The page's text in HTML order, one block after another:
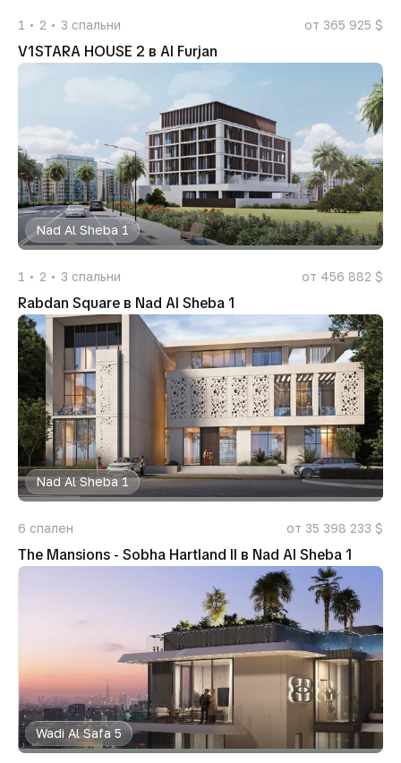
1 2 3 спальни от 365 925 $
V1STARA HOUSE 2 в Al Furjan
Nad Al Sheba 1
1 2 3 спальни от 456 882 $
Rabdan Square в Nad Al Sheba 1
Nad Al Sheba 1
6 спален от 35 398 233 $
The Mansions - Sobha Hartland II в Nad Al Sheba 1
Wadi Al Safa 5